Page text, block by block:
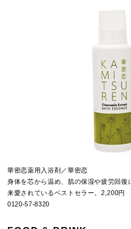
華密恋薬用入浴剤／華密恋
身体を芯から温め、肌の保湿や疲労回復
来愛されているベストセラー。2,200
0120-57-8320